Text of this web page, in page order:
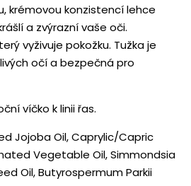
krémovou konzistencí lehce
a zvýrazní vaše oči.
vyživuje pokožku. Tužka je
očí a bezpečná pro
víčko k linii řas.
Jojoba Oil, Caprylic/Capric
Vegetable Oil, Simmondsia
Oil, Butyrospermum Parkii